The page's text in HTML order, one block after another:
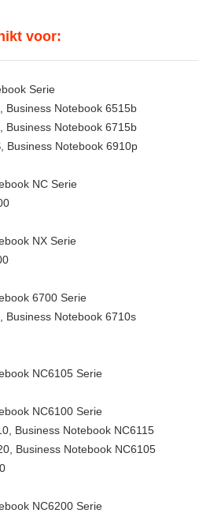
voor:
Serie
Business Notebook 6515b
Business Notebook 6715b
Business Notebook 6910p
NC Serie
NX Serie
6700 Serie
Business Notebook 6710s
NC6105 Serie
NC6100 Serie
Business Notebook NC6115
Business Notebook NC6105
NC6200 Serie